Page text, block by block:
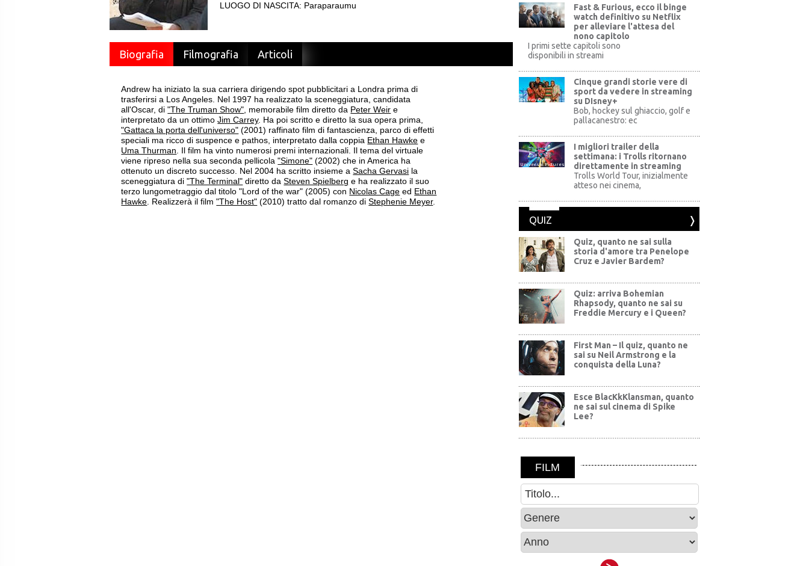
LUOGO DI NASCITA: Paraparaumu
Biografia Filmografia Articoli
Andrew ha iniziato la sua carriera dirigendo spot pubblicitari a Londra prima di
trasferirsi a Los Angeles. Nel 1997 ha realizzato la sceneggiatura, candidata
all'Oscar, di"The Truman Show" , memorabile film diretto da Peter Weir e
interpretato da un ottimoJim Carrey. Ha poi scritto e diretto la sua opera prima,
"Gattaca la porta dell'universo" (2001) raffinato film di fantascienza, parco di effetti
speciali ma ricco di suspence e pathos, interpretato dalla coppia Ethan Hawke e
Uma Thurman . Il film ha vinto numerosi premi internazionali. Il tema del virtuale
viene ripreso nella sua seconda pellicola"Simone" (2002) che in America ha
ottenuto un discreto successo. Nel 2004 ha scritto insieme aSacha Gervasi la
sceneggiatura di"The Terminal" diretto daSteven Spielberg e ha realizzato il suo
terzo lungometraggio dal titolo "Lord of the war" (2005) con Nicolas Cage ed Ethan
Hawke . Realizzerà il film"The Host" (2010) tratto dal romanzo diStephenie Meyer.
Fast & Furious, ecco il binge
watch definitivo su Netflix
per alleviare l'attesa del
nono capitolo
I primi sette capitoli sono
disponibili in streami
Disney+
Cinque grandi storie vere di
sport da vedere in streaming
su DIsney+
Bob, hockey sul ghiaccio, golf e
pallacanestro: ec
Universal Pictures
I migliori trailer della
settimana: i Trolls ritornano
direttamente in streaming
Trolls World Tour, inizialmente
atteso nei cinema,
QUIZ
Quiz, quanto ne sai sulla
storia d'amore tra Penelope
Cruz e Javier Bardem?
Quiz: arriva Bohemian
Rhapsody, quanto ne sai su
Freddie Mercury e i Queen?
First Man – Il quiz, quanto ne
sai su Neil Armstrong e la
conquista della Luna?
Esce BlacKkKlansman, quanto
ne sai sul cinema di Spike
Lee?